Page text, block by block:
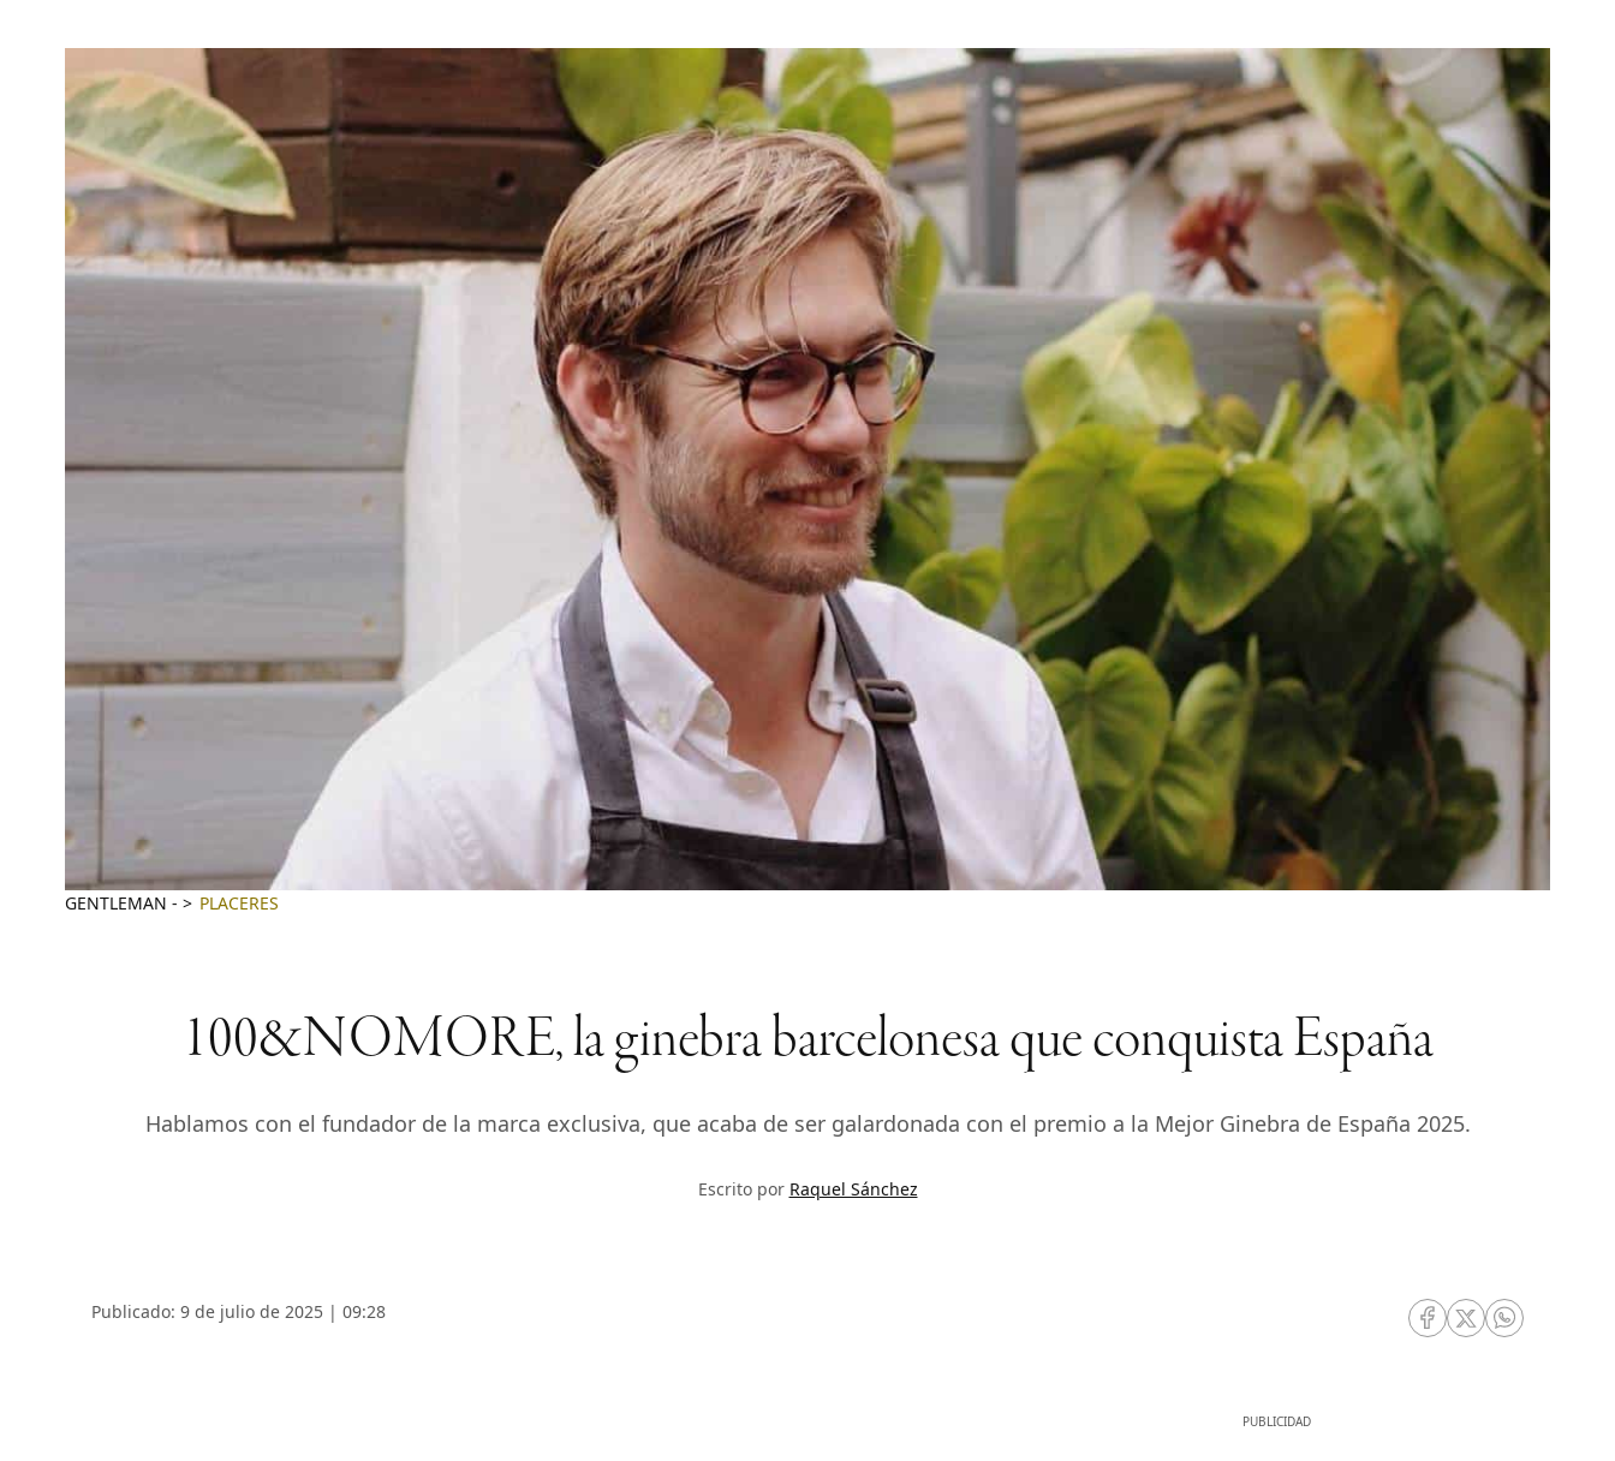
GENTLEMAN - PLACERES
100&NOMORE, la ginebra barcelonesa que conquista España
Hablamos con el fundador de la marca exclusiva, que acaba de ser galardonada con el premio a la Mejor Ginebra de España 2025.
Escrito por Raquel Sánchez
Publicado: 9 de julio de 2025 | 09:28
RRSS Facebook
RRSS Twitter
RRSS